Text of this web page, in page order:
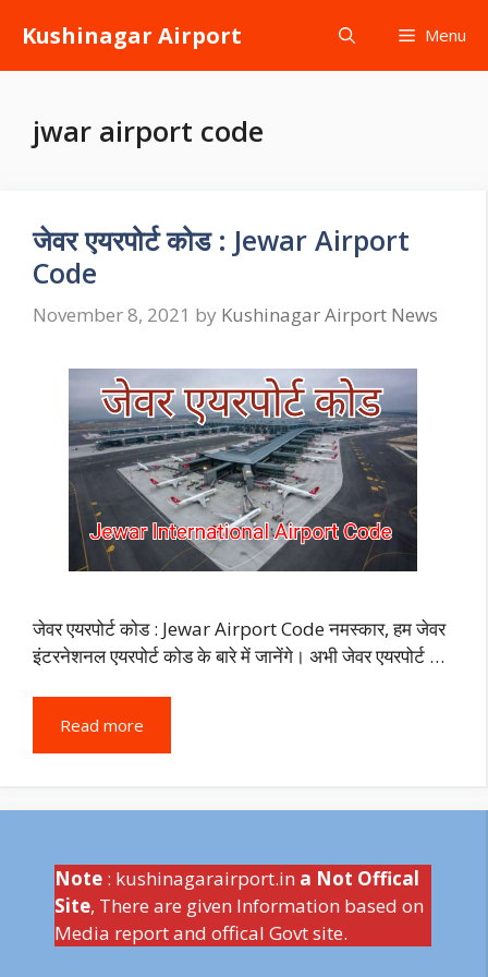
content
Kushinagar Airport Menu
jwar airport code
जेवर एयरपोर्ट कोड : Jewar Airport
Code
November 8, 2021 by Kushinagar Airport News
जेवर एयरपोर्ट कोड : Jewar Airport Code नमस्कार, हम जेवर
इंटरनेशनल एयरपोर्ट कोड के बारे में जानेंगे। अभी जेवर एयरपोर्ट …
Read more
Note : kushinagarairport.in a Not Offical
Site, There are given Information based on
Media report and offical Govt site.